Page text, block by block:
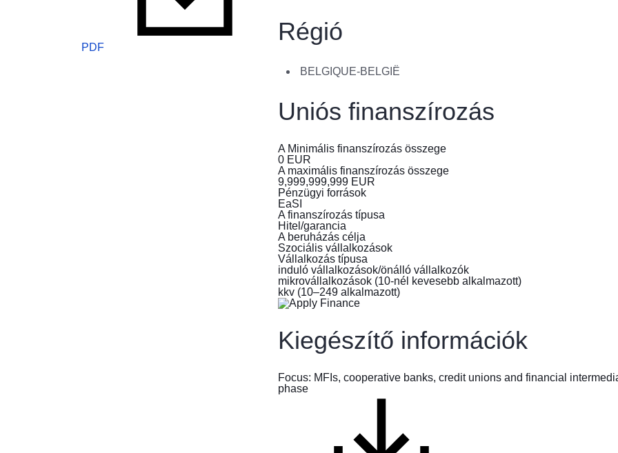
segítségnyújtás
Hogyan
Vállalati
információk
PDF
Régió
BELGIQUE-BELGIË
Uniós finanszírozás
A Minimális finanszírozás összege
0 EUR
A maximális finanszírozás összege
9,999,999,999 EUR
Pénzügyi források
EaSI
A finanszírozás típusa
Hitel/garancia
A beruházás célja
Szociális vállalkozások
Vállalkozás típusa
induló vállalkozások/önálló vállalkozók
mikrovállalkozások (10-nél kevesebb alkalmazott)
kkv (10–249 alkalmazott)
Kiegészítő információk
Focus: MFIs, cooperative banks, credit unions and financial
phase